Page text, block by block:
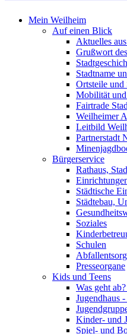
Mein Weilheim
Auf einen Blick
Aktuelles
Grußwort
Stadtname
Ortsteile und
Mobilität
Fairtrade
Weilheimer
Leitbild
Partnerstadt
Bürgerservice
Rathaus,
Städtische
Städtebau,
Soziales
Schulen
Presseorgane
Kids und Teens
Was geht
Jugendhaus
Kinder- und
Spiel- und